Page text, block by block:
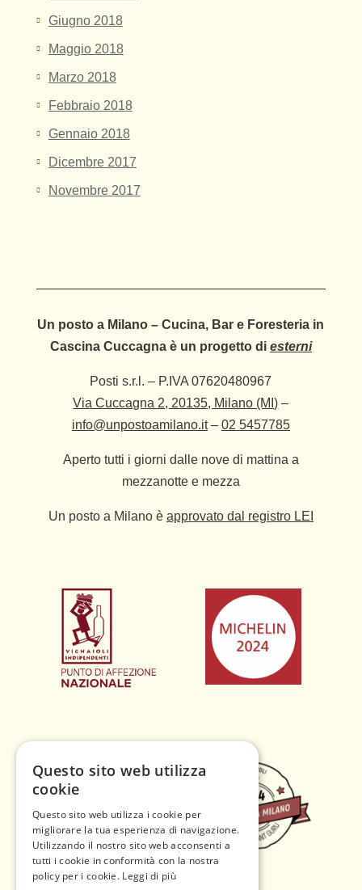
Giugno 2018
Maggio 2018
Marzo 2018
Febbraio 2018
Gennaio 2018
Dicembre 2017
Novembre 2017
Un posto a Milano – Cucina, Bar e Foresteria in
Cascina Cuccagna è un progetto di esterni
Posti s.r.l. – P.IVA 07620480967
Via Cuccagna 2, 20135, Milano (MI) –
info@unpostoamilano.it– 02 5457785
Aperto tutti i giorni dalle nove di mattina a
mezzanotte e mezza
Un posto a Milano è approvato dal registro LEI
Questo sito web utilizza
cookie
Questo sito web utilizza i cookie per
migliorare la tua esperienza di navigazione.
Utilizzando il nostro sito web acconsenti a
tutti i cookie in conformità con la nostra
policy per i cookie. Leggi di più